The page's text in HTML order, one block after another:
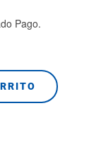
Pago.